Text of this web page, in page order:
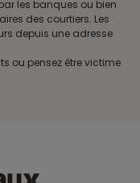
les banques ou bien
des courtiers. Les
depuis une adresse
ou pensez être victime